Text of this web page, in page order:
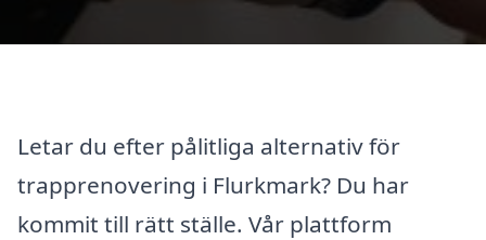
Letar du efter pålitliga alternativ för
trapprenovering i Flurkmark? Du har
kommit till rätt ställe. Vår plattform